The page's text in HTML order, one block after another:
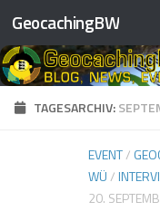
Zum Inhalt springen
GeocachingBW
TAGESARCHIV:
EVENT/
WÜ/
20.